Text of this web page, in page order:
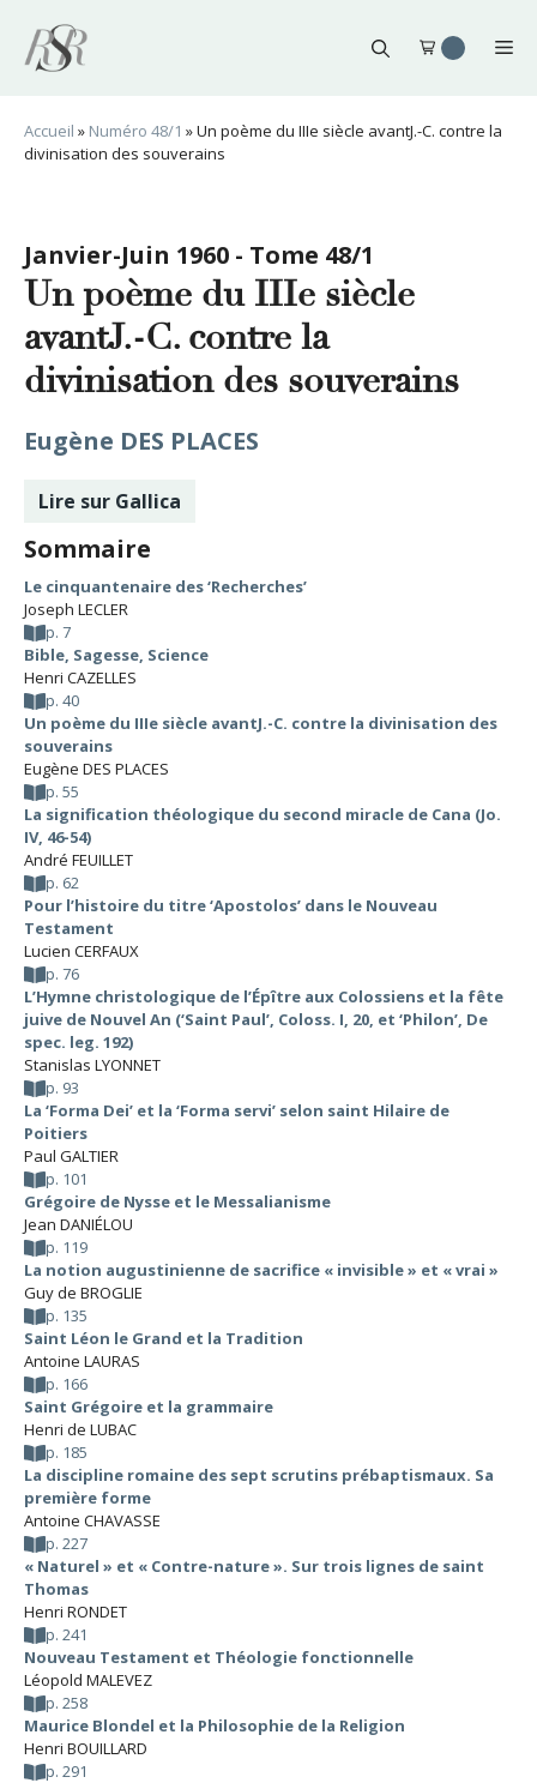
contenu
Accueil » Numéro 48/1 »Un poème du IIIe siècle avantJ.-C. contre la
divinisation des souverains
Janvier-Juin 1960 - Tome 48/1
Un poème du IIIe siècle
avantJ.-C. contre la
divinisation des souverains
Eugène DES PLACES
Lire sur Gallica
Sommaire
Le cinquantenaire des ‘Recherches’
Joseph LECLER
p. 7
Bible, Sagesse, Science
Henri CAZELLES
p. 40
Un poème du IIIe siècle avantJ.-C. contre la divinisation des
souverains
Eugène DES PLACES
p. 55
La signification théologique du second miracle de Cana (Jo.
IV, 46-54)
André FEUILLET
p. 62
Pour l’histoire du titre ‘Apostolos’ dans le Nouveau
Testament
Lucien CERFAUX
p. 76
L’Hymne christologique de l’Épître aux Colossiens et la fête
juive de Nouvel An (‘Saint Paul’, Coloss. I, 20, et ‘Philon’, De
spec. leg. 192)
Stanislas LYONNET
p. 93
La ‘Forma Dei’ et la ‘Forma servi’ selon saint Hilaire de
Poitiers
Paul GALTIER
p. 101
Grégoire de Nysse et le Messalianisme
Jean DANIÉLOU
p. 119
La notion augustinienne de sacrifice « invisible » et « vrai »
Guy de BROGLIE
p. 135
Saint Léon le Grand et la Tradition
Antoine LAURAS
p. 166
Saint Grégoire et la grammaire
Henri de LUBAC
p. 185
La discipline romaine des sept scrutins prébaptismaux. Sa
première forme
Antoine CHAVASSE
p. 227
« Naturel » et « Contre-nature ». Sur trois lignes de saint
Thomas
Henri RONDET
p. 241
Nouveau Testament et Théologie fonctionnelle
Léopold MALEVEZ
p. 258
Maurice Blondel et la Philosophie de la Religion
Henri BOUILLARD
p. 291